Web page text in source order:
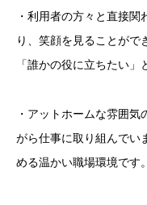
・利用者の方々と直接
り、笑顔を見ることがで
「誰かの役に立ちたい」
・アットホームな雰囲
がら仕事に取り組んでい
める温かい職場環境です。